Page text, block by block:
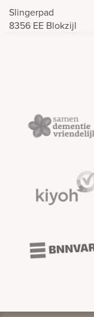
Slingerpad
8356 EE Blokzijl